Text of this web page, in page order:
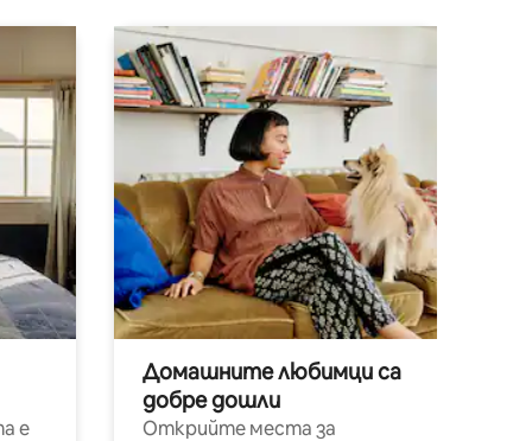
е
Домашните любимци са
добре дошли
Открийте места за